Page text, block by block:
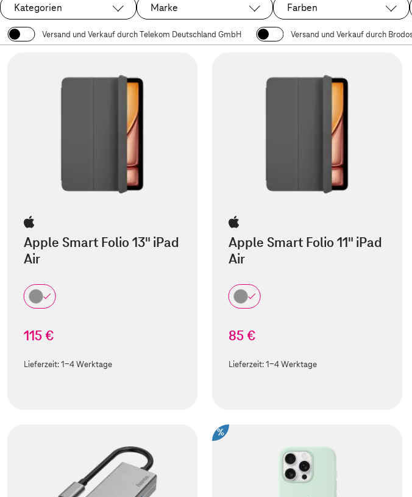
Kategorien Marke Farben
Versand und Verkauf durch Telekom Deutschland GmbH Versand und Verkauf durch
Apple Smart Folio 13" iPad
Air
115 €
Lieferzeit:1-4 Werktage
Apple Smart Folio 11" iPad
Air
85 €
Lieferzeit:1-4 Werktage
%